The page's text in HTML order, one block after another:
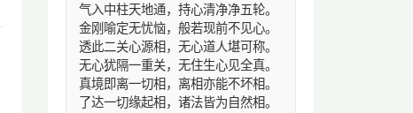
气入中柱天地通，持心清净净五轮。
金刚喻定无忧恼，般若现前不见心。
透此二关心源相，无心道人堪可称。
无心犹隔一重关，无住生心见全真。
真境即离一切相，离相亦能不坏相。
了达一切缘起相，诸法皆为自然相。